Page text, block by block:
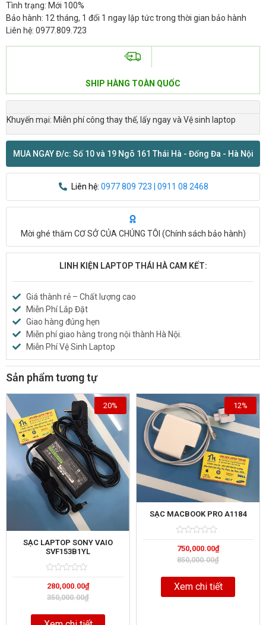
Tình trạng: Mới 100%
Bảo hành: 12 tháng, 1 đổi 1 ngay lập tức trong thời gian bảo hành
Liên hệ: 0977.809.723
SHIP HÀNG TOÀN QUỐC
Khuyến mại: Miễn phí công thay thế, lấy ngay và Vệ sinh laptop
MUA NGAY Đ/c: Số 10 và 19 Ngõ 161 Thái Hà - Đống Đa - Hà Nội
Liên hệ: 0977 809 723 | 0911 08 2468
Mời ghé thăm CƠ SỞ CỦA CHÚNG TÔI (Chính sách bảo hành)
LINH KIỆN LAPTOP THÁI HÀ CAM KẾT:
Giá thành rẻ – Chất lượng cao
Miễn Phí Lắp Đặt
Giao hàng đúng hẹn
Miễn phí giao hàng trong nội thành Hà Nội.
Miễn Phí Vệ Sinh Laptop
Sản phẩm tương tự
SẠC LAPTOP SONY VAIO
SVF153B1YL
0
out
of
350,000.00₫
280,000.00₫
20%
SẠC MACBOOK PRO A1184
0
out
of
850,000.00₫
750,000.00₫
12%
Xem chi tiết